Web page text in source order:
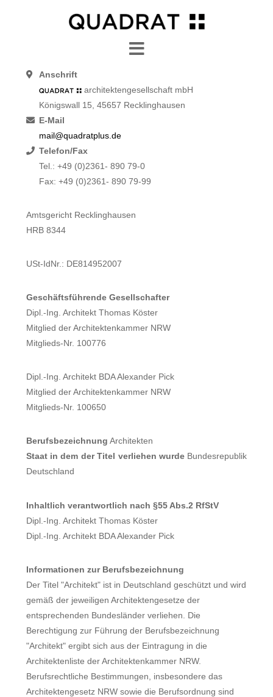
Navigation
Anschrift
architektengesellschaft mbH
Königswall 15, 45657 Recklinghausen
E-Mail
mail@quadratplus.de
Telefon/Fax
Tel.: +49 (0)2361- 890 79-0
Fax: +49 (0)2361- 890 79-99
Amtsgericht Recklinghausen
HRB 8344
USt-IdNr.: DE814952007
Geschäftsführende Gesellschafter
Dipl.-Ing. Architekt Thomas Köster
Mitglied der Architektenkammer NRW
Mitglieds-Nr. 100776
Dipl.-Ing. Architekt BDA Alexander Pick
Mitglied der Architektenkammer NRW
Mitglieds-Nr. 100650
Berufsbezeichnung Architekten
Staat in dem der Titel verliehen wurde Bundesrepublik
Deutschland
Inhaltlich verantwortlich nach §55 Abs.2 RfStV
Dipl.-Ing. Architekt Thomas Köster
Dipl.-Ing. Architekt BDA Alexander Pick
Informationen zur Berufsbezeichnung
Der Titel "Architekt" ist in Deutschland geschützt und wird
gemäß der jeweiligen Architektengesetze der
entsprechenden Bundesländer verliehen. Die
Berechtigung zur Führung der Berufsbezeichnung
"Architekt" ergibt sich aus der Eintragung in die
Architektenliste der Architektenkammer NRW.
Berufsrechtliche Bestimmungen, insbesondere das
Architektengesetz NRW sowie die Berufsordnung sind